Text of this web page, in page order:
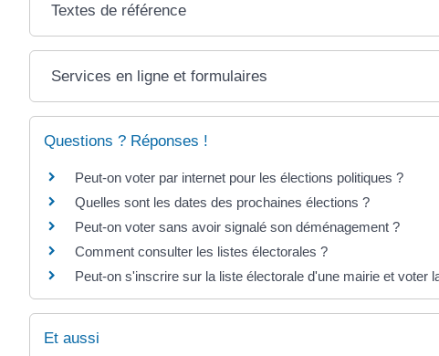
Textes de référence
Services en ligne et formulaires
Questions ? Réponses !
Peut-on voter par internet pour les élections politiques ?
Quelles sont les dates des prochaines élections ?
Peut-on voter sans avoir signalé son déménagement ?
Comment consulter les listes électorales ?
Peut-on s'inscrire sur la liste électorale d'une mairie et voter
Et aussi